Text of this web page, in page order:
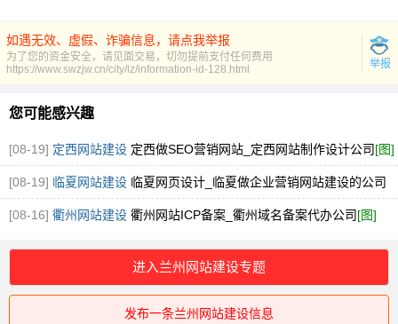
如遇无效、虚假、诈骗信息，请点我举报
为了您的资金安全，请见面交易，切勿提前支付任何费用
举报
https://www.swzjw.cn/city/lz/information-id-128.html
您可能感兴趣
[08-19] 定西网站建设 定西做SEO营销网站_定西网站制作设计公司[图]
[08-19] 临夏网站建设 临夏网页设计_临夏做企业营销网站建设的公司
[图]
[08-16] 衢州网站建设 衢州网站ICP备案_衢州域名备案代办公司[图]
进入兰州网站建设专题
发布一条兰州网站建设信息